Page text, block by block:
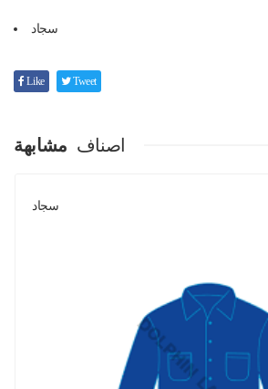
سجاد
Like Tweet
اصناف مشابهة
سجاد